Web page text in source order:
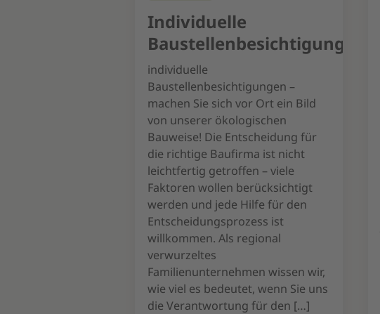
Individuelle
Baustellenbesichtigungen
individuelle
Baustellenbesichtigungen –
machen Sie sich vor Ort ein Bild
von unserer ökologischen
Bauweise! Die Entscheidung für
die richtige Baufirma ist nicht
leichtfertig getroffen – viele
Faktoren wollen berücksichtigt
werden und jede Hilfe für den
Entscheidungsprozess ist
willkommen. Als regional
verwurzeltes
Familienunternehmen wissen wir,
wie viel es bedeutet, wenn Sie uns
die Verantwortung für den […]